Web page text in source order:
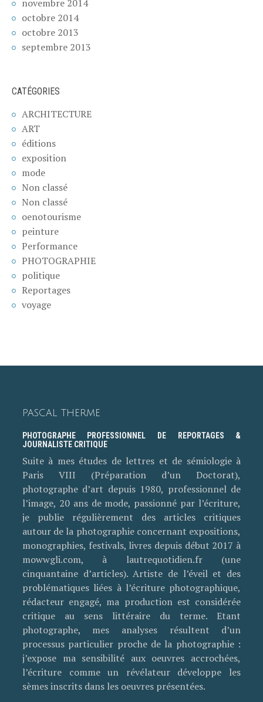
novembre 2014
octobre 2014
octobre 2013
septembre 2013
CATÉGORIES
ARCHITECTURE
ART
éditions
exposition
mode
Non classé
Non classé
oenotourisme
peinture
Performance
PHOTOGRAPHIE
politique
Reportages
voyage
PASCAL THERME
PHOTOGRAPHE PROFESSIONNEL DE REPORTAGES &
JOURNALISTE CRITIQUE
Suite à mes études de lettres et de sémiologie à
Paris VIII (Préparation d’un Doctorat),
photographe d’art depuis 1980, professionnel de
l’image, 20 ans de mode, passionné par l’écriture,
je publie régulièrement des articles critiques
autour de la photographie concernant expositions,
monographies, festivals, livres depuis début 2017 à
mowwgli.com, à lautrequotidien.fr (une
cinquantaine d’articles). Artiste de l’éveil et des
problématiques liées à l’écriture photographique,
rédacteur engagé, ma production est considérée
critique au sens littéraire du terme. Etant
photographe, mes analyses résultent d’un
processus particulier proche de la photographie :
j’expose ma sensibilité aux oeuvres accrochées,
l’écriture comme un révélateur développe les
sèmes inscrits dans les oeuvres présentées.